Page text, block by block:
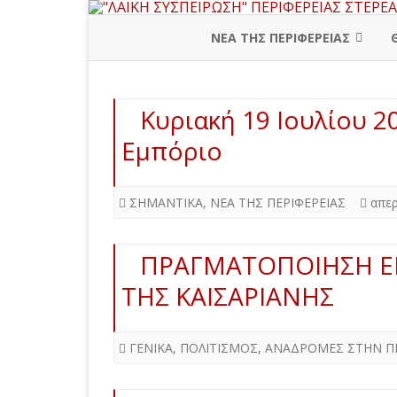
ΝΕΑ ΤΗΣ ΠΕΡΙΦΕΡΕΙΑΣ
ΒΟΙΩΤΙΑ
ΕΥΒΟΙΑ
ΦΩΚΙΔΑ
Κυριακή 19 Ιουλίου
Εμπόριο
ΣΗΜΑΝΤΙΚΑ, ΝΕΑ ΤΗΣ ΠΕΡΙΦΕΡΕΙΑΣ
ΠΡΑΓΜΑΤΟΠΟΙΗΣΗ
ΤΗΣ ΚΑΙΣΑΡΙΑΝΗΣ
ΓΕΝΙΚΑ, ΠΟΛΙΤΙΣΜΟΣ, ΑΝΑΔΡΟΜΕΣ ΣΤΗΝ